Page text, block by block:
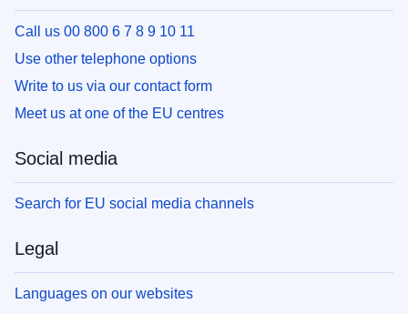
Call us 00 800 6 7 8 9 10 11
Use other telephone options
Write to us via our contact form
Meet us at one of the EU centres
Social media
Search for EU social media channels
Legal
Languages on our websites